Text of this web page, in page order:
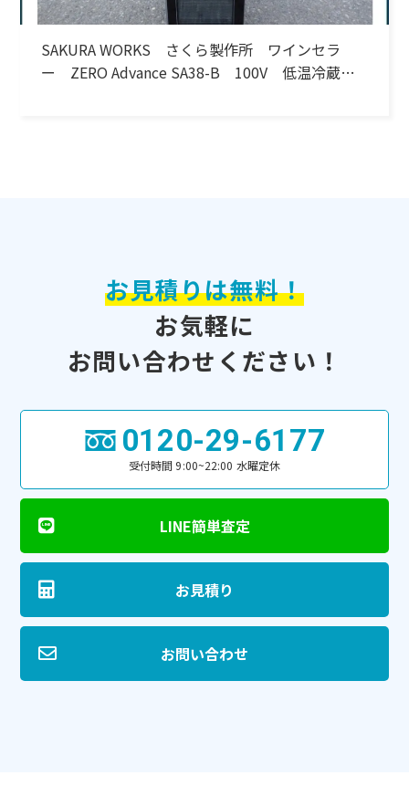
SAKURA WORKS さくら製作所 ワインセラ
ー ZERO Advance SA38-B 100V 低温冷蔵機
お見積りは無料！
お気軽に
お問い合わせください！
0120-29-6177
受付時間 9:00~22:00 水曜定休
LINE簡単査定
お見積り
お問い合わせ